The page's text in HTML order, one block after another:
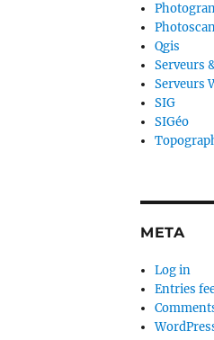
Qgis
Serveurs
Serveurs
SIG
SIGéo
META
Log in
Entries